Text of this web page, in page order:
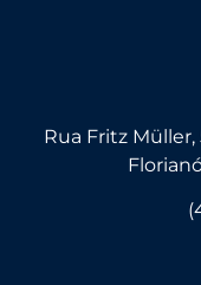
Rua Fritz Müller,